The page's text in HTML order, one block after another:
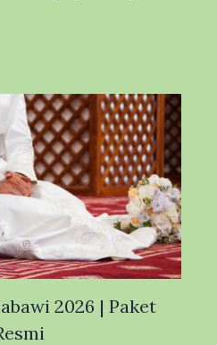
2026 | Paket